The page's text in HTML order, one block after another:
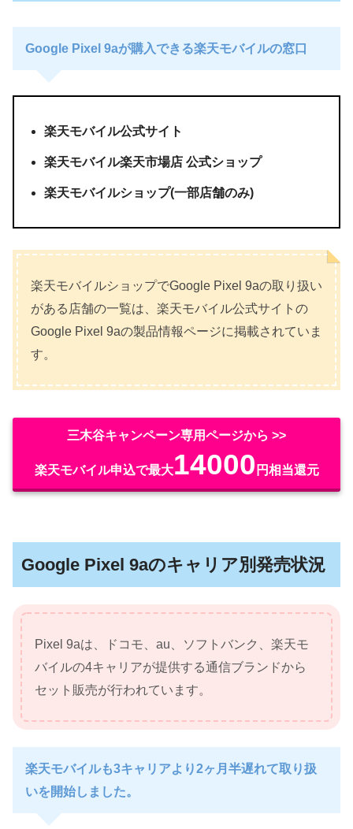
Google Pixel 9aが購入できる楽天モバイルの窓口
楽天モバイル公式サイト
楽天モバイル楽天市場店 公式ショップ
楽天モバイルショップ(一部店舗のみ)
楽天モバイルショップでGoogle Pixel 9aの取り扱い
がある店舗の一覧は、楽天モバイル公式サイトの
Google Pixel 9aの製品情報ページに掲載されていま
す。
三木谷キャンペーン専用ページから >>
楽天モバイル申込で最大14000 円相当還元
Google Pixel 9aのキャリア別発売状況
Pixel 9aは、ドコモ、au、ソフトバンク、楽天モ
バイルの4キャリアが提供する通信ブランドから
セット販売が行われています。
楽天モバイルも3キャリアより2ヶ月半遅れて取り扱
いを開始しました。